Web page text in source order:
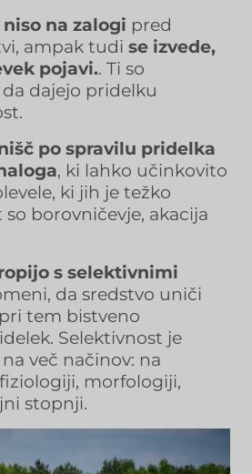
na zalogi pred
ampak tudi se izvede,
pojavi.. Ti so
dajejo pridelku
po spravilu pridelka
, ki lahko učinkovito
ki jih je težko
borovničevje, akacija
s selektivnimi
da sredstvo uniči
tem bistveno
Selektivnost je
več načinov: na
morfologiji,
stopnji.